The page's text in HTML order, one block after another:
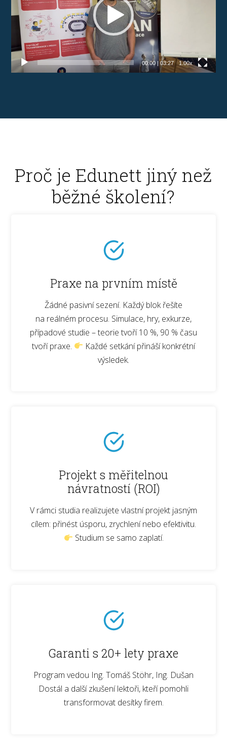
00:00| 03:27 1.00x
Proč je Edunett jiný než
běžné školení?
Praxe na prvním místě
Žádné pasivní sezení. Každý blok řešíte
na reálném procesu. Simulace, hry, exkurze,
případové studie – teorie tvoří 10 %, 90 % času
tvoří praxe.
Každé setkání přináší konkrétní
výsledek.
Projekt s měřitelnou
návratností (ROI)
V rámci studia realizujete vlastní projekt jasným
cílem: přinést úsporu, zrychlení nebo efektivitu.
Studium se samo zaplatí.
Garanti s 20+ lety praxe
Program vedou Ing. Tomáš Stöhr, Ing. Dušan
Dostál a další zkušení lektoři, kteří pomohli
transformovat desítky firem.